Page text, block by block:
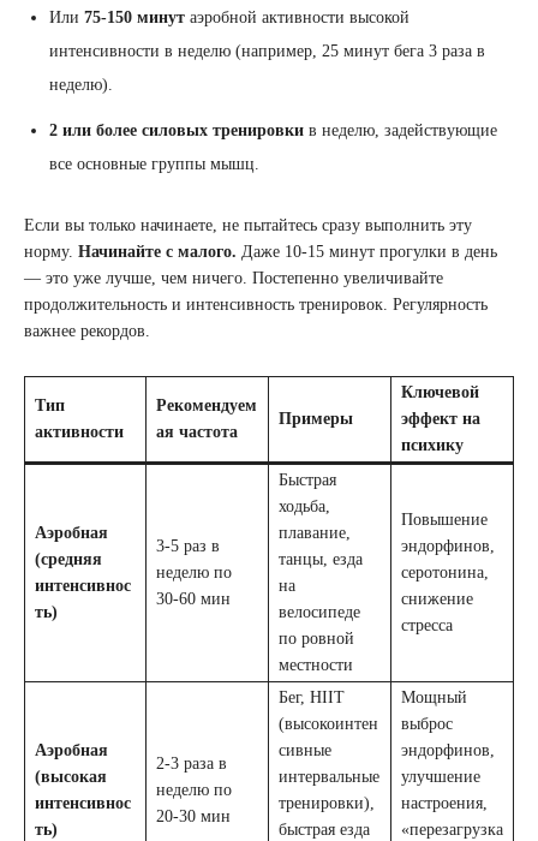
Или 75-150 минут аэробной активности высокой
интенсивности в неделю (например, 25 минут бега 3 раза в
неделю).
2 или более силовых тренировки в неделю, задействующие
все основные группы мышц.
Если вы только начинаете, не пытайтесь сразу выполнить эту
норму. Начинайте с малого. Даже 10-15 минут прогулки в день
— это уже лучше, чем ничего. Постепенно увеличивайте
продолжительность и интенсивность тренировок. Регулярность
важнее рекордов.
Тип
активности
Рекомендуем
ая частота
Примеры
Ключевой
эффект на
психику
Аэробная
(средняя
интенсивнос
ть)
3-5 раз в
неделю по
30-60 мин
Быстрая
ходьба,
плавание,
танцы, езда
на
велосипеде
по ровной
местности
Повышение
эндорфинов,
серотонина,
снижение
стресса
Аэробная
(высокая
интенсивнос
ть)
2-3 раза в
неделю по
20-30 мин
Бег, HIIT
(высокоинтен
сивные
интервальные
тренировки),
быстрая езда
Мощный
выброс
эндорфинов,
улучшение
настроения,
«перезагрузка